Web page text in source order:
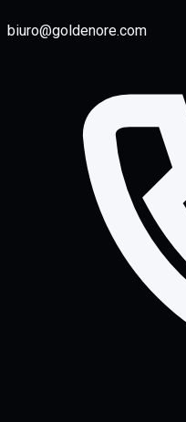
biuro@goldenore.com